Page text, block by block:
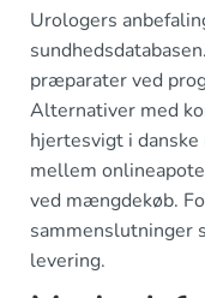
Urologers
præparater ved
Alternativer med
hjertesvigt i
mellem
ved mængdekøb.
sammenslutninger
levering.